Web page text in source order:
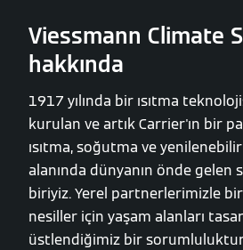
Viessmann Climate
hakkında
1917 yılında bir ısıtma
kurulan ve artık Carrier'ın bir
ısıtma, soğutma ve
alanında dünyanın önde gelen
biriyiz. Yerel partnerlerimizle
nesiller için yaşam alanları
üstlendiğimiz bir